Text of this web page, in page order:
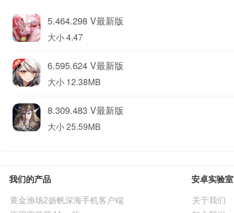
5.464.298 V最新版
大小 4.47
6.595.624 V最新版
大小 12.38MB
8.309.483 V最新版
大小 25.59MB
我们的产品
黄金渔场2扬帆深海手机客户端
安卓实验室
关于我们